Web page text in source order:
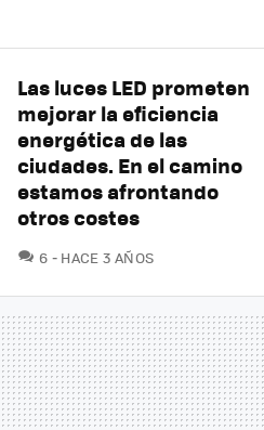
Las luces LED prometen
mejorar la eficiencia
energética de las
ciudades. En el camino
estamos afrontando
otros costes
6 COMENTARIOS
HACE 3 AÑOS